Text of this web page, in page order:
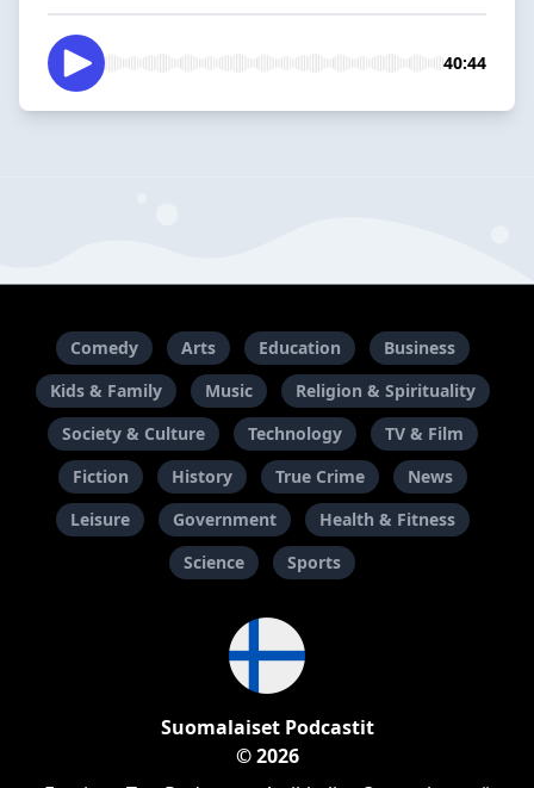
40:44
Comedy Arts Education
Business
Kids & Family
Music
Religion & Spirituality
Society & Culture
Technology
TV & Film
Fiction
History True Crime
News
Leisure
Government
Health & Fitness
Science
Sports
Suomalaiset Podcastit
© 2026